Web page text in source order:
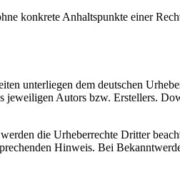
konkrete Anhaltspunkte einer
unterliegen dem deutschen
jeweiligen Autors bzw. Erstellers.
die Urheberrechte Dritter
Hinweis. Bei